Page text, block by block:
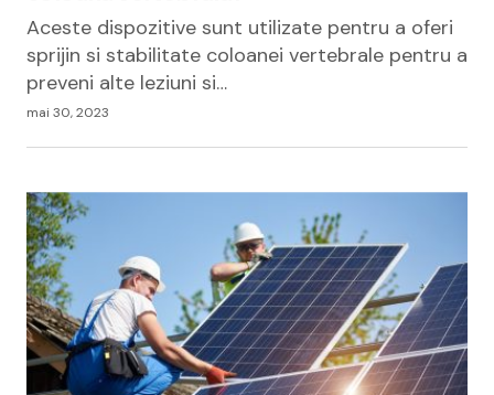
Aceste dispozitive sunt utilizate pentru a oferi
sprijin si stabilitate coloanei vertebrale pentru a
preveni alte leziuni si…
mai 30, 2023